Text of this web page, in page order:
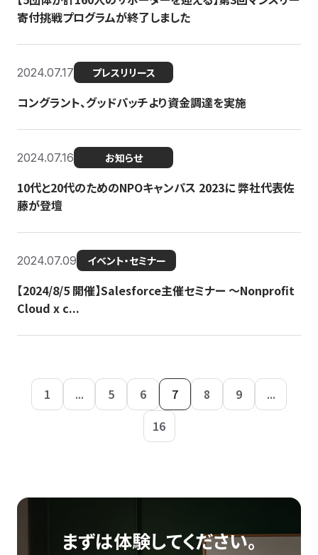
寄付挑戦プログラムが終了しました
2024.07.17 プレスリリース
コングラント、グッドパッチより資金調達を実施
2024.07.16 お知らせ
10代と20代のためのNPOキャンパス 2023に 弊社代表佐
藤が登壇
2024.07.09 イベント・セミナー
【2024/8/5 開催】Salesforce主催セミナー 〜Nonprofit
Cloud x c...
1 ... 5 6 7 8 9
...
16
まずは体験してください。